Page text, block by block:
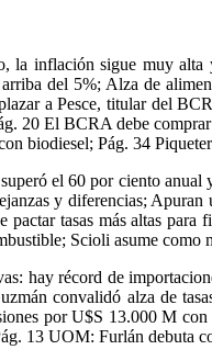
la inflación sigue muy alta
del 5%; Alza de
a Pesce, titular del
20 El BCRA debe
biodiesel; Pág. 34
el 60 por ciento anual
y diferencias;
tasas más altas
Scioli asume
hay récord de
convalidó alza de
por U$S 13.000 M
13 UOM: Furlán debuta